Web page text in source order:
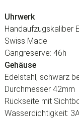
Uhrwerk
Handaufzugskaliber
Swiss Made
Gangreserve: 46h
Gehäuse
Edelstahl, schwarz
Durchmesser 42mm
Rückseite mit
Wasserdichtigkeit: